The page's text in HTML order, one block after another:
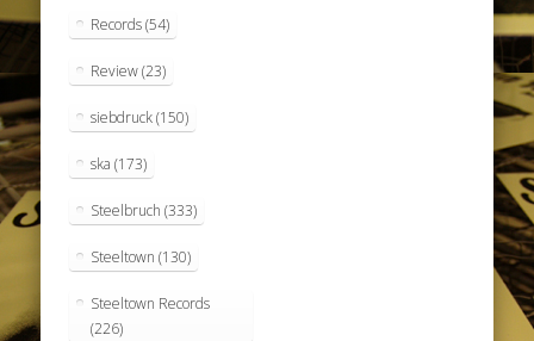
Records(54)
Review(23)
siebdruck(150)
ska (173)
Steelbruch (333)
Steeltown (130)
Steeltown Records
(226)